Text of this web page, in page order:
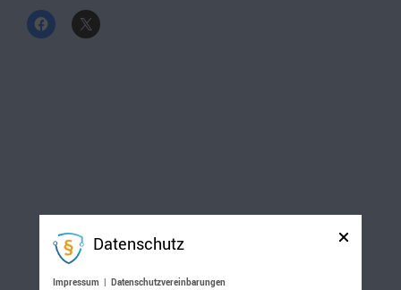
Datenschutz
Impressum | Datenschutzvereinbarungen